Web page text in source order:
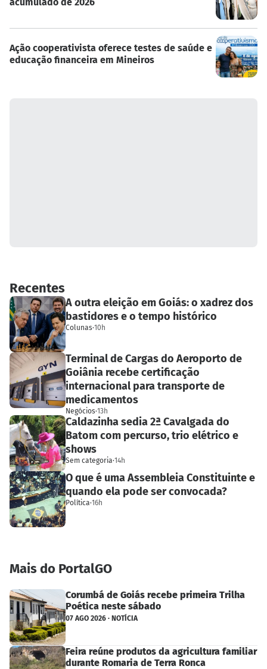
Ação cooperativista oferece testes de saúde e
educação financeira em Mineiros
Recentes
A outra eleição em Goiás: o xadrez dos
bastidores e o tempo histórico
Colunas·10h
Terminal de Cargas do Aeroporto de
Goiânia recebe certificação
internacional para transporte de
medicamentos
Negócios·13h
Caldazinha sedia 2ª Cavalgada do
Batom com percurso, trio elétrico e
shows
Sem categoria·14h
O que é uma Assembleia Constituinte e
quando ela pode ser convocada?
Política·16h
Mais do PortalGO
Corumbá de Goiás recebe primeira Trilha
Poética neste sábado
07 AGO 2026 · NOTÍCIA
Feira reúne produtos da agricultura familiar
durante Romaria de Terra Ronca